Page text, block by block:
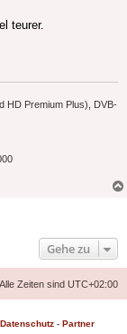
teurer.
HD Premium Plus), DVB-
Gehe zu
Alle Zeiten sind UTC+02:00
Datenschutz - Partner